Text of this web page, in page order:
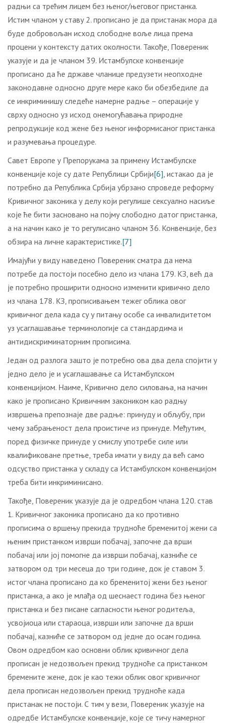
радњи са трећим лицем без њеног/његовог пристанка.
Истим чланом у ставу 2. прописано је да пристанак мора да
буде добровољан исход слободне воље лица према
процени у контексту датих околности. Такође, Повереник
указује и да је чланом 39. Истамбулске конвенције
прописано да ће државе чланице предузети неопходне
законодавне односно друге мере како би обезбедиле да
се инкриминишу следеће намерне радње – операције у
сврху односно уз исход онемогућавања природне
репродукције код жене без њеног информисаног пристанка
и разумевања процедуре.
Савет Европе у Препорукама за примену Истамбулске
конвенције које су дате Републици Србији[6], истакао да је
потребно да Република Србија убрзано спроведе реформу
Кривичног законика у делу који регулише сексуално насиље
које ће бити засновано на појму слободно датог пристанка,
а на начин како је то регулисано чланом 36. Конвенције, без
обзира на личне карактеристике.[7]
Имајући у виду наведено Повереник сматра да нема
потребе да постоји посебно дело из члана 179. КЗ, већ да
је потребно проширити односно изменити кривично дело
из члана 178. КЗ, прописивањем тежег облика овог
кривичног дела када су у питању особе са инвалидитетом
уз усаглашавање терминологије са стандардима и
антидискриминаторним прописима.
Један од разлога зашто је потребно ова два дела спојити у
једно дело је и усаглашавање са Истамбулском
конвенцијиом. Наиме, Кривично дело силовања, на начин
како је прописано Кривичним закоником као радњу
извршења препознаје две радње: принуду и обљубу, при
чему забрањеност дела проистиче из принуде. Међутим,
поред физичке принуде у смислу употребе силе или
квалификоване претње, треба имати у виду да већ само
одсуство пристанка у складу са Истамбулском конвенцијом
треба бити инкриминисано.
Такође, Повереник указује да је одредбом члана 120. став
1. Кривичног законика прописано да ко противно
прописима о вршењу прекида трудноће бременитој жени са
њеним пристанком изврши побачај, започне да врши
побачај или јој помогне да изврши побачај, казниће се
затвором од три месеца до три године, док је ставом 3.
истог члана прописано да ко бременитој жени без њеног
пристанка, а ако је млађа од шеснаест година без њеног
пристанка и без писане сагласности њеног родитеља,
усвојиоца или стараоца, изврши или започне да врши
побачај, казниће се затвором од једне до осам година.
Овом одредбом као основни облик кривичног дела
прописан је недозвољен прекид трудноће са пристанком
бремените жене, док је као тежи облик овог кривичног
дела прописан недозвољен прекид трудноће када
пристанак не постоји. С тим у вези, Повереник указује на
одредбе Истамбулске конвенције, које се тичу намерног